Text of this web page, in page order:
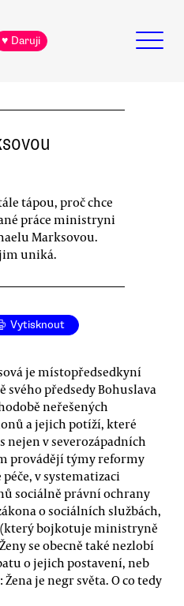
♥ Daruji
tápou, proč chce
práce ministryni
Marksovou.
uniká.
Vytisknout
je místopředsedkyní
svého předsedy Bohuslava
neřešených
a jejich potíží, které
nejen v severozápadních
provádějí týmy reformy
v systematizaci
sociálně právní ochrany
o sociálních službách,
bojkotuje ministryně
se obecně také nezlobí
o jejich postavení, neb
je negr světa. O co tedy